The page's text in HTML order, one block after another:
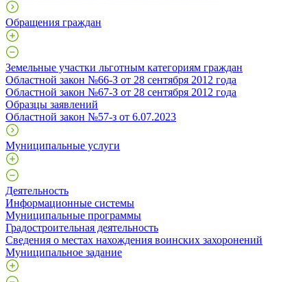
Обращения граждан
Земельные участки льготным категориям граждан
Областной закон №66-З от 28 сентября 2012 года
Областной закон №67-З от 28 сентября 2012 года
Образцы заявлений
Областной закон №57-з от 6.07.2023
Муниципальные услуги
Деятельность
Информационные системы
Муниципальные программы
Градостроительная деятельность
Сведения о местах нахождения воинских захоронений
Муниципальное задание